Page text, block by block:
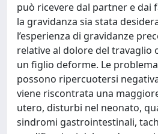
può ricevere dal partner e dai
la gravidanza sia stata
l’esperienza di gravidanze
relative al dolore del travaglio
un figlio deforme. Le
possono ripercuotersi
viene riscontrata una
utero, disturbi nel neonato,
sindromi gastrointestinali,